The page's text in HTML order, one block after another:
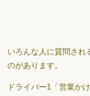
いろんな人に質問され
のがあります。
ドライバー1「営業か